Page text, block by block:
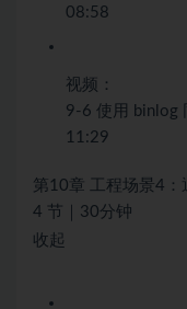
08:58
视频：
9-6 使用 binlog
11:29
第10章 工程场景4：
4 节｜30分钟
收起